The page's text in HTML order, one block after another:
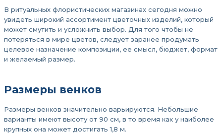
В ритуальных флористических магазинах сегодня можно
увидеть широкий ассортимент цветочных изделий, который
может смутить и усложнить выбор. Для того чтобы не
потеряться в мире цветов, следует заранее продумать
целевое назначение композиции, ее смысл, бюджет, формат
и желаемый размер.
Размеры венков
Размеры венков значительно варьируются. Небольшие
варианты имеют высоту от 90 см, в то время как у наиболее
крупных она может достигать 1,8 м.